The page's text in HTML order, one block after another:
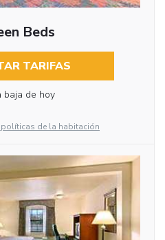
Beds
TARIFAS
baja de hoy
de la habitación